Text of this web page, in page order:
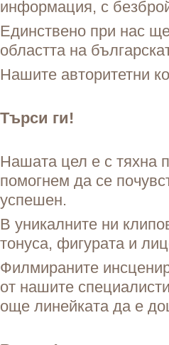
информация, с
Единствено при нас
областта на
Нашите авторитетни
Търси ги!
Нашата цел е с тяхна
помогнем да се
успешен.
В уникалните ни
тонуса, фигурата и
Филмираните
от нашите
още линейката да е